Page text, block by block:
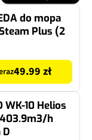
do mopa
Plus (2
49.99 zł
WK-10 Helios
h